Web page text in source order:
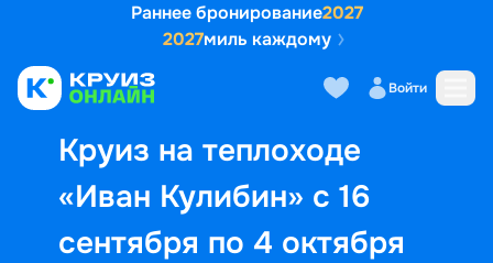
Раннее бронирование2027
2027миль каждому
Войти
Круиз на теплоходе
«Иван Кулибин» с 16
сентября по 4 октября
Выбор кают Маршрут и